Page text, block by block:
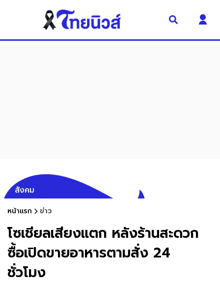
สังคม
หน้าแรก ข่าว
โซเชียลเสียงแตก หลังร้านสะดวก
ซื้อเปิดขายอาหารตามสั่ง 24
ชั่วโมง